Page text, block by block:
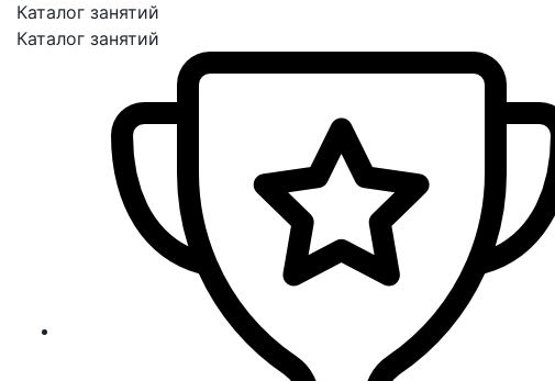
Каталог занятий
Каталог занятий